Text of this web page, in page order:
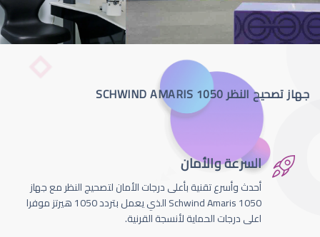
جهاز تصحيح النظر SCHWIND AMARIS 1050
السرعة والأمان
أحدث وأسرع تقنية بأعلى درجات الأمان لتصحيج النظر مع جهاز
Schwind Amaris 1050 الذي يعمل بتردد 1050 هيرتز موفرا
اعلى درجات الحماية لأنسجة القرنية.